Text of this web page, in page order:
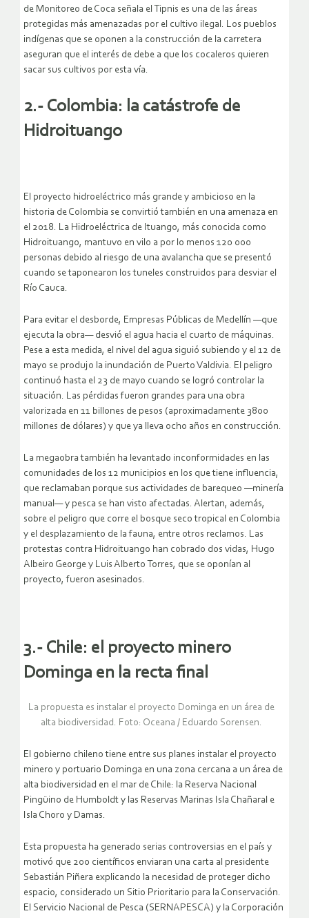
de Monitoreo de Coca señala el Tipnis es una de las áreas
protegidas más amenazadas por el cultivo ilegal. Los pueblos
indígenas que se oponen a la construcción de la carretera
aseguran que el interés de debe a que los cocaleros quieren
sacar sus cultivos por esta vía.
2.- Colombia: la catástrofe de
Hidroituango
El proyecto hidroeléctrico más grande y ambicioso en la
historia de Colombia se convirtió también en una amenaza en
el 2018. La Hidroeléctrica de Ituango, más conocida como
Hidroituango, mantuvo en vilo a por lo menos 120 000
personas debido al riesgo de una avalancha que se presentó
cuando se taponearon los tuneles construidos para desviar el
Río Cauca.
Para evitar el desborde, Empresas Públicas de Medellín —que
ejecuta la obra— desvió el agua hacia el cuarto de máquinas.
Pese a esta medida, el nivel del agua siguió subiendo y el 12 de
mayo se produjo la inundación de Puerto Valdivia. El peligro
continuó hasta el 23 de mayo cuando se logró controlar la
situación. Las pérdidas fueron grandes para una obra
valorizada en 11 billones de pesos (aproximadamente 3800
millones de dólares) y que ya lleva ocho años en construcción.
La megaobra también ha levantado inconformidades en las
comunidades de los 12 municipios en los que tiene influencia,
que reclamaban porque sus actividades de barequeo —minería
manual— y pesca se han visto afectadas. Alertan, además,
sobre el peligro que corre el bosque seco tropical en Colombia
y el desplazamiento de la fauna, entre otros reclamos. Las
protestas contra Hidroituango han cobrado dos vidas, Hugo
Albeiro George y Luis Alberto Torres, que se oponían al
proyecto, fueron asesinados.
3.- Chile: el proyecto minero
Dominga en la recta final
La propuesta es instalar el proyecto Dominga en un área de
alta biodiversidad. Foto: Oceana / Eduardo Sorensen.
El gobierno chileno tiene entre sus planes instalar el proyecto
minero y portuario Dominga en una zona cercana a un área de
alta biodiversidad en el mar de Chile: la Reserva Nacional
Pingüino de Humboldt y las Reservas Marinas Isla Chañaral e
Isla Choro y Damas.
Esta propuesta ha generado serias controversias en el país y
motivó que 200 científicos enviaran una carta al presidente
Sebastián Piñera explicando la necesidad de proteger dicho
espacio, considerado un Sitio Prioritario para la Conservación.
El Servicio Nacional de Pesca (SERNAPESCA) y la Corporación